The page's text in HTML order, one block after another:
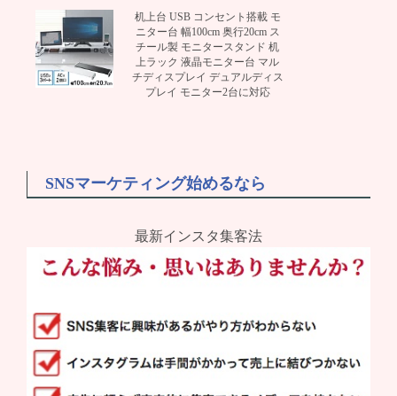
机上台 USB コンセント搭載 モ
ニター台 幅100cm 奥行20cm ス
チール製 モニタースタンド 机
上ラック 液晶モニター台 マル
チディスプレイ デュアルディス
プレイ モニター2台に対応
SNSマーケティング始めるなら
最新インスタ集客法